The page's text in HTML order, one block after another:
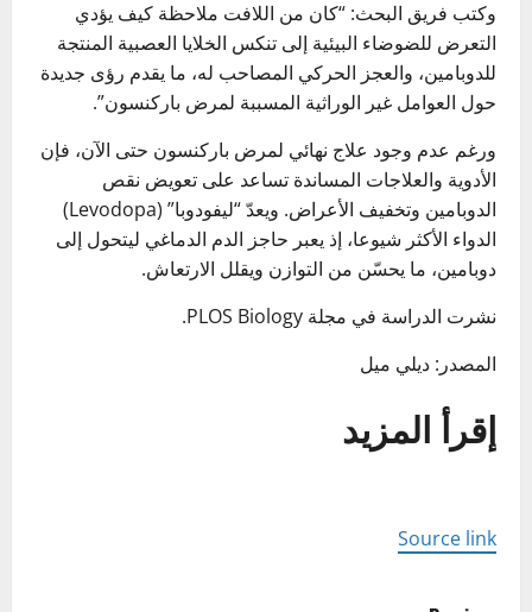
وكتب فريق البحث: “كان من اللافت ملاحظة كيف يؤدي
التعرض للضوضاء البيئية إلى تنكس الخلايا العصبية المنتجة
للدوبامين، والعجز الحركي المصاحب له، ما يقدم رؤى جديدة
حول العوامل غير الوراثية المسببة لمرض باركنسون”.
ورغم عدم وجود علاج نهائي لمرض باركنسون حتى الآن، فإن
الأدوية والعلاجات المساندة تساعد على تعويض نقص
الدوبامين وتخفيف الأعراض. ويعدّ “ليفودوبا” (Levodopa)
الدواء الأكثر شيوعا، إذ يعبر حاجز الدم الدماغي ليتحول إلى
دوبامين، ما يحسّن من التوازن ويقلل الارتعاش.
نشرت الدراسة في مجلة PLOS Biology.
المصدر: ديلي ميل
إقرأ المزيد
Source link